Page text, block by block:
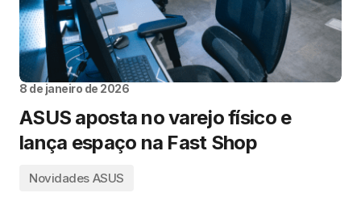
8 de janeiro de 2026
ASUS aposta no varejo físico e
lança espaço na Fast Shop
Novidades ASUS